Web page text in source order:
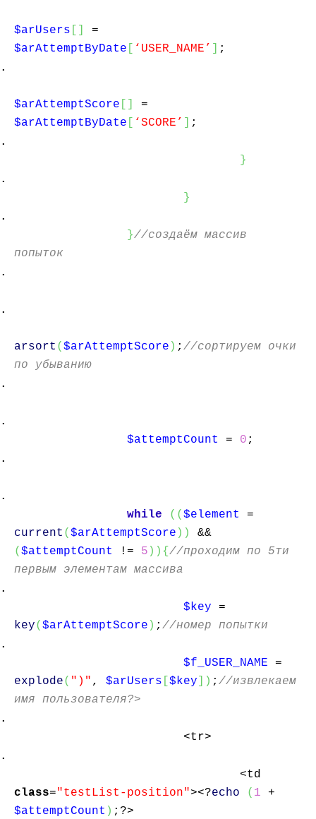
$arUsers
=
$arAttemptByDate
‘USER_NAME’ ;
$arAttemptScore
=
$arAttemptByDate
‘SCORE’ ;
}
}
}//создаём массив
попыток
arsort ( $arAttemptScore ) ; //сортируем очки
по убыванию
$attemptCount = 0 ;
while ( ( $element
=
current ( $arAttemptScore ) )
&&
( $attemptCount != 5 ) ) { //проходим по 5ти
первым элементам массива
$key =
key( $arAttemptScore ) ; //номер попытки
$f_USER_NAME =
explode( ")" , $arUsers $key ) ; //извлекаем
имя пользователя?>
<tr>
<td
class="testList-position"><?echo ( 1 +
$attemptCount ) ;?>